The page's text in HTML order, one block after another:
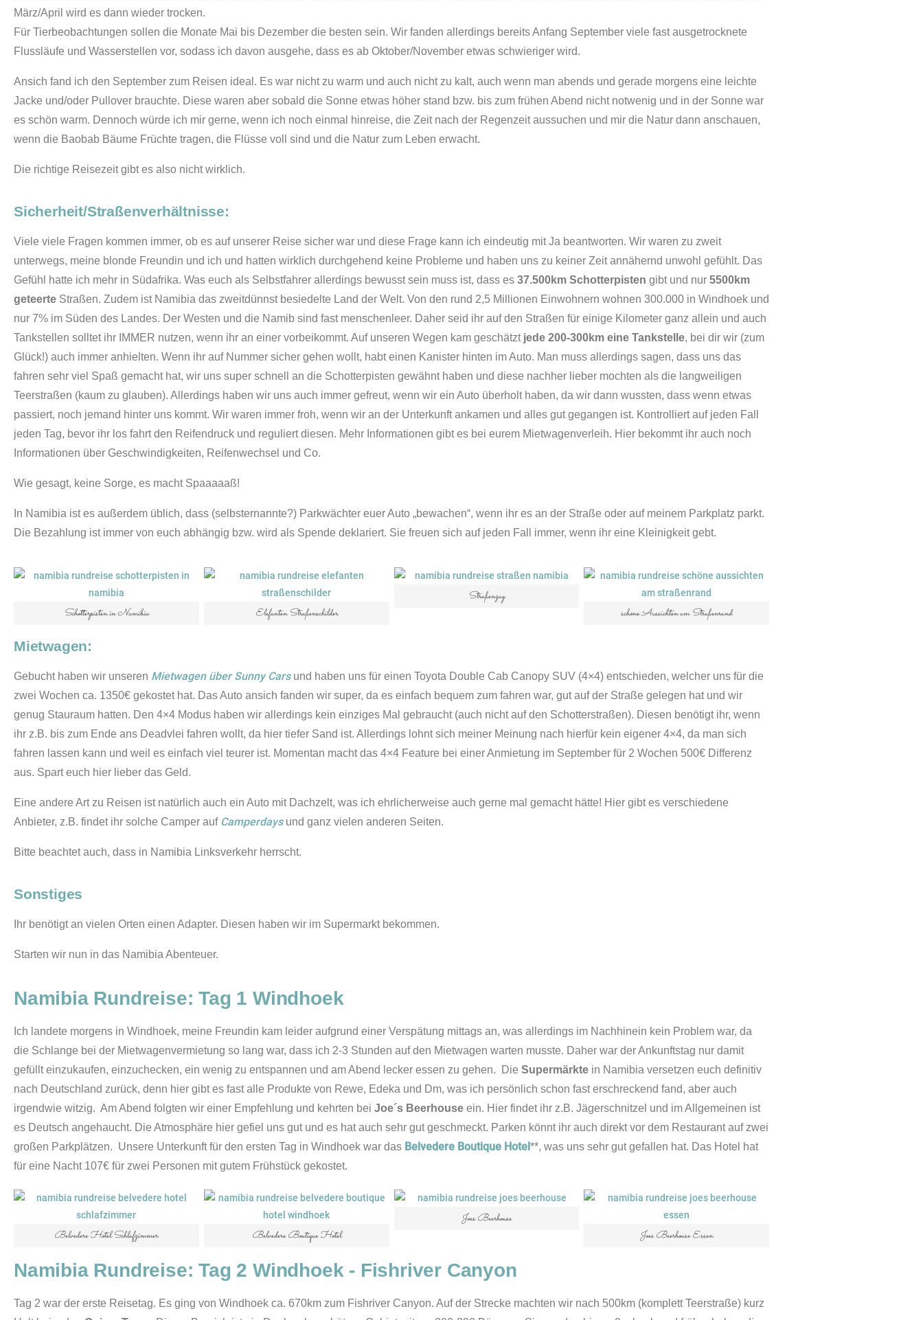
März/April wird es dann wieder trocken.
Für Tierbeobachtungen sollen die Monate Mai bis Dezember die besten sein. Wir fanden allerdings bereits Anfang September viele fast ausgetrocknete
Flussläufe und Wasserstellen vor, sodass ich davon ausgehe, dass es ab Oktober/November etwas schwieriger wird.
Ansich fand ich den September zum Reisen ideal. Es war nicht zu warm und auch nicht zu kalt, auch wenn man abends und gerade morgens eine leichte
Jacke und/oder Pullover brauchte. Diese waren aber sobald die Sonne etwas höher stand bzw. bis zum frühen Abend nicht notwenig und in der Sonne war
es schön warm. Dennoch würde ich mir gerne, wenn ich noch einmal hinreise, die Zeit nach der Regenzeit aussuchen und mir die Natur dann anschauen,
wenn die Baobab Bäume Früchte tragen, die Flüsse voll sind und die Natur zum Leben erwacht.
Die richtige Reisezeit gibt es also nicht wirklich.
Sicherheit/Straßenverhältnisse:
Viele viele Fragen kommen immer, ob es auf unserer Reise sicher war und diese Frage kann ich eindeutig mit Ja beantworten. Wir waren zu zweit
unterwegs, meine blonde Freundin und ich und hatten wirklich durchgehend keine Probleme und haben uns zu keiner Zeit annähernd unwohl gefühlt. Das
Gefühl hatte ich mehr in Südafrika. Was euch als Selbstfahrer allerdings bewusst sein muss ist, dass es 37.500km Schotterpisten gibt und nur 5500km
geteerte Straßen. Zudem ist Namibia das zweitdünnst besiedelte Land der Welt. Von den rund 2,5 Millionen Einwohnern wohnen 300.000 in Windhoek und
nur 7% im Süden des Landes. Der Westen und die Namib sind fast menschenleer. Daher seid ihr auf den Straßen für einige Kilometer ganz allein und auch
Tankstellen solltet ihr IMMER nutzen, wenn ihr an einer vorbeikommt. Auf unseren Wegen kam geschätzt jede 200-300km eine Tankstelle, bei dir wir (zum
Glück!) auch immer anhielten. Wenn ihr auf Nummer sicher gehen wollt, habt einen Kanister hinten im Auto. Man muss allerdings sagen, dass uns das
fahren sehr viel Spaß gemacht hat, wir uns super schnell an die Schotterpisten gewähnt haben und diese nachher lieber mochten als die langweiligen
Teerstraßen (kaum zu glauben). Allerdings haben wir uns auch immer gefreut, wenn wir ein Auto überholt haben, da wir dann wussten, dass wenn etwas
passiert, noch jemand hinter uns kommt. Wir waren immer froh, wenn wir an der Unterkunft ankamen und alles gut gegangen ist. Kontrolliert auf jeden Fall
jeden Tag, bevor ihr los fahrt den Reifendruck und reguliert diesen. Mehr Informationen gibt es bei eurem Mietwagenverleih. Hier bekommt ihr auch noch
Informationen über Geschwindigkeiten, Reifenwechsel und Co.
Wie gesagt, keine Sorge, es macht Spaaaaaß!
In Namibia ist es außerdem üblich, dass (selbsternannte?) Parkwächter euer Auto „bewachen“, wenn ihr es an der Straße oder auf meinem Parkplatz parkt.
Die Bezahlung ist immer von euch abhängig bzw. wird als Spende deklariert. Sie freuen sich auf jeden Fall immer, wenn ihr eine Kleinigkeit gebt.
Schotterpisten in Namibia Elefanten Straßenschilder
Straßenzug
schöne Aussichten am Straßenrand
Mietwagen:
Gebucht haben wir unseren Mietwagen über Sunny Cars und haben uns für einen Toyota Double Cab Canopy SUV (4×4) entschieden, welcher uns für die
zwei Wochen ca. 1350€ gekostet hat. Das Auto ansich fanden wir super, da es einfach bequem zum fahren war, gut auf der Straße gelegen hat und wir
genug Stauraum hatten. Den 4×4 Modus haben wir allerdings kein einziges Mal gebraucht (auch nicht auf den Schotterstraßen). Diesen benötigt ihr, wenn
ihr z.B. bis zum Ende ans Deadvlei fahren wollt, da hier tiefer Sand ist. Allerdings lohnt sich meiner Meinung nach hierfür kein eigener 4×4, da man sich
fahren lassen kann und weil es einfach viel teurer ist. Momentan macht das 4×4 Feature bei einer Anmietung im September für 2 Wochen 500€ Differenz
aus. Spart euch hier lieber das Geld.
Eine andere Art zu Reisen ist natürlich auch ein Auto mit Dachzelt, was ich ehrlicherweise auch gerne mal gemacht hätte! Hier gibt es verschiedene
Anbieter, z.B. findet ihr solche Camper auf Camperdaysund ganz vielen anderen Seiten.
Bitte beachtet auch, dass in Namibia Linksverkehr herrscht.
Sonstiges
Ihr benötigt an vielen Orten einen Adapter. Diesen haben wir im Supermarkt bekommen.
Starten wir nun in das Namibia Abenteuer.
Namibia Rundreise: Tag 1 Windhoek
Ich landete morgens in Windhoek, meine Freundin kam leider aufgrund einer Verspätung mittags an, was allerdings im Nachhinein kein Problem war, da
die Schlange bei der Mietwagenvermietung so lang war, dass ich 2-3 Stunden auf den Mietwagen warten musste. Daher war der Ankunftstag nur damit
gefüllt einzukaufen, einzuchecken, ein wenig zu entspannen und am Abend lecker essen zu gehen.
Die Supermärkte in Namibia versetzen euch definitiv
nach Deutschland zurück, denn hier gibt es fast alle Produkte von Rewe, Edeka und Dm, was ich persönlich schon fast erschreckend fand, aber auch
irgendwie witzig. Am Abend folgten wir einer Empfehlung und kehrten bei Joe´s Beerhouse ein. Hier findet ihr z.B. Jägerschnitzel und im Allgemeinen ist
es Deutsch angehaucht. Die Atmosphäre hier gefiel uns gut und es hat auch sehr gut geschmeckt. Parken könnt ihr auch direkt vor dem Restaurant auf zwei
großen Parkplätzen. Unsere Unterkunft für den ersten Tag in Windhoek war das Belvedere Boutique Hotel**, was uns sehr gut gefallen hat. Das Hotel hat
für eine Nacht 107€ für zwei Personen mit gutem Frühstück gekostet.
Belvedere Hotel Schlafzimmer Belvedere Boutique Hotel
Joes Beerhouse
Joes Beerhouse Essen
Namibia Rundreise: Tag 2 Windhoek - Fishriver Canyon
Tag 2 war der erste Reisetag. Es ging von Windhoek ca. 670km zum Fishriver Canyon. Auf der Strecke machten wir nach 500km (komplett Teerstraße) kurz